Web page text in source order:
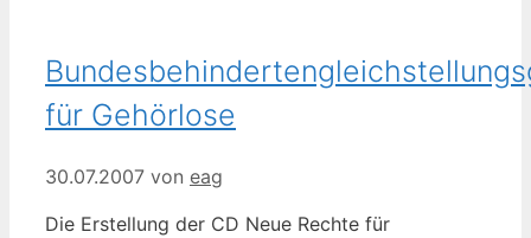
für Gehörlose
30.07.2007 von eag
Die Erstellung der CD Neue Rechte für